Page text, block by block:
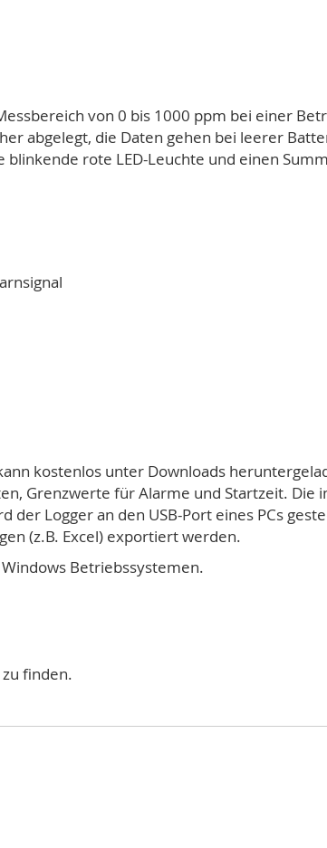
von 0 bis 1000 ppm bei einer
abgelegt, die Daten gehen bei leerer
rote LED-Leuchte und einen
kostenlos unter Downloads
Grenzwerte für Alarme und Startzeit. Die
Logger an den USB-Port eines PCs
(z.B. Excel) exportiert werden.
Betriebssystemen.
finden.